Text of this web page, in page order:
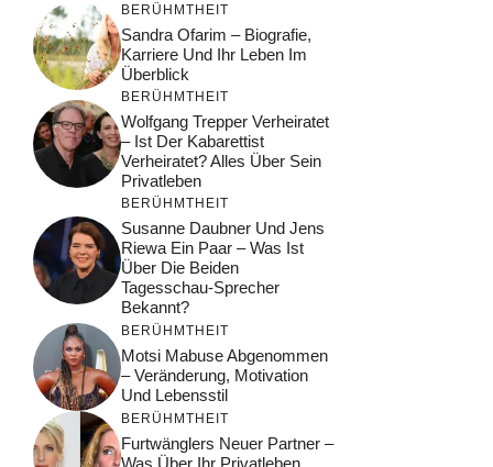
BERÜHMTHEIT
Sandra Ofarim – Biografie,
Karriere Und Ihr Leben Im
Überblick
BERÜHMTHEIT
Wolfgang Trepper Verheiratet
– Ist Der Kabarettist
Verheiratet? Alles Über Sein
Privatleben
BERÜHMTHEIT
Susanne Daubner Und Jens
Riewa Ein Paar – Was Ist
Über Die Beiden
Tagesschau-Sprecher
Bekannt?
BERÜHMTHEIT
Motsi Mabuse Abgenommen
– Veränderung, Motivation
Und Lebensstil
BERÜHMTHEIT
Furtwänglers Neuer Partner –
Was Über Ihr Privatleben